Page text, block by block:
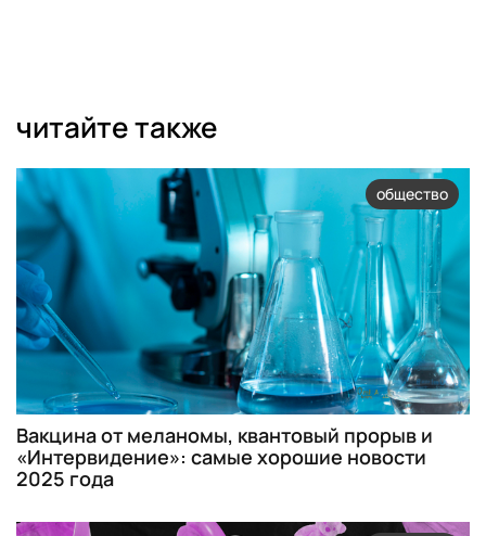
читайте также
общество
Вакцина от меланомы, квантовый прорыв и
«Интервидение»: самые хорошие новости
2025 года